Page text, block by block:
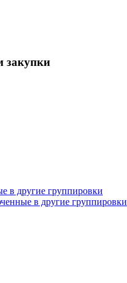
закупки
в другие группировки
в другие группировки